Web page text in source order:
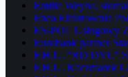
Emilia Weyna,
Enea Elektrownia
ES-POL Usługowy
Eurobank partner
F.H.U. ”RD DYL”
F.H.U. Kaczmarek